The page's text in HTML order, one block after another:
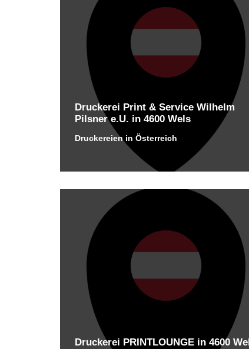
Druckerei Print & Service Wilhelm
Pilsner e.U. in 4600 Wels
Druckereien in Österreich
Druckerei PRINTLOUNGE in 4600